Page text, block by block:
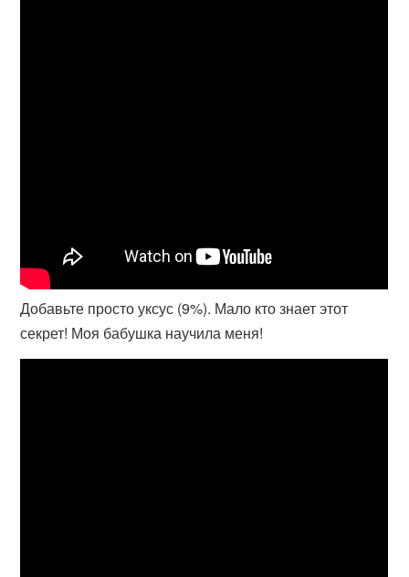
Добавьте просто уксус (9%). Мало кто знает этот
секрет! Моя бабушка научила меня!